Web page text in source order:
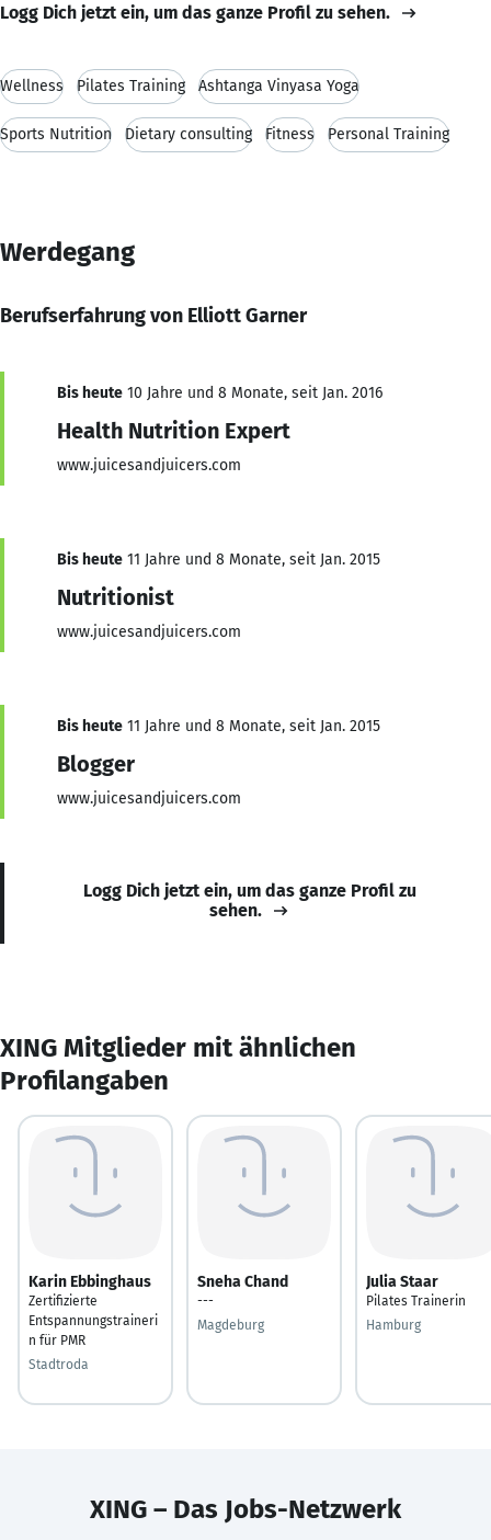
Logg Dich jetzt ein, um das ganze Profil zu sehen.
Wellness Pilates Training Ashtanga Vinyasa Yoga
Sports Nutrition Dietary consulting Fitness Personal Training
Werdegang
Berufserfahrung von Elliott Garner
Bis heute 10 Jahre und 8 Monate, seit Jan. 2016
Health Nutrition Expert
www.juicesandjuicers.com
Bis heute 11 Jahre und 8 Monate, seit Jan. 2015
Nutritionist
www.juicesandjuicers.com
Bis heute 11 Jahre und 8 Monate, seit Jan. 2015
Blogger
www.juicesandjuicers.com
Logg Dich jetzt ein, um das ganze Profil zu
sehen.
XING Mitglieder mit ähnlichen
Profilangaben
Karin Ebbinghaus
Zertifizierte
Entspannungstraineri
n für PMR
Stadtroda
Sneha Chand
---
Magdeburg
Julia Staar
Pilates Trainerin
Hamburg
XING – Das Jobs-Netzwerk